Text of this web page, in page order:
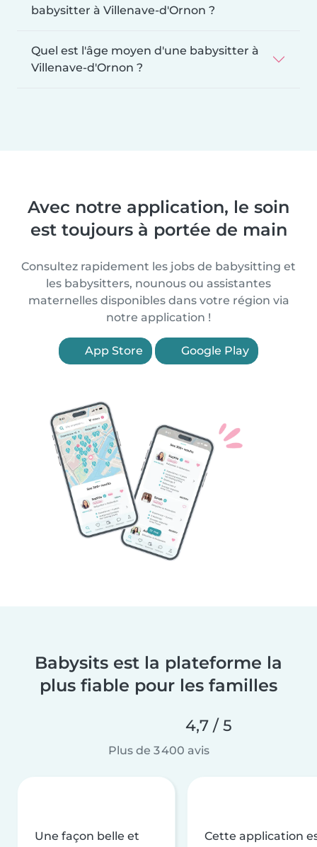
babysitter à Villenave-d'Ornon ?
Quel est l'âge moyen d'une babysitter à
Villenave-d'Ornon ?
Avec notre application, le soin
est toujours à portée de main
Consultez rapidement les jobs de babysitting et
les babysitters, nounous ou assistantes
maternelles disponibles dans votre région via
notre application !
App Store Google Play
Babysits est la plateforme la
plus fiable pour les familles
4,7 / 5
Plus de 3 400 avis
Une façon belle et
Cette application